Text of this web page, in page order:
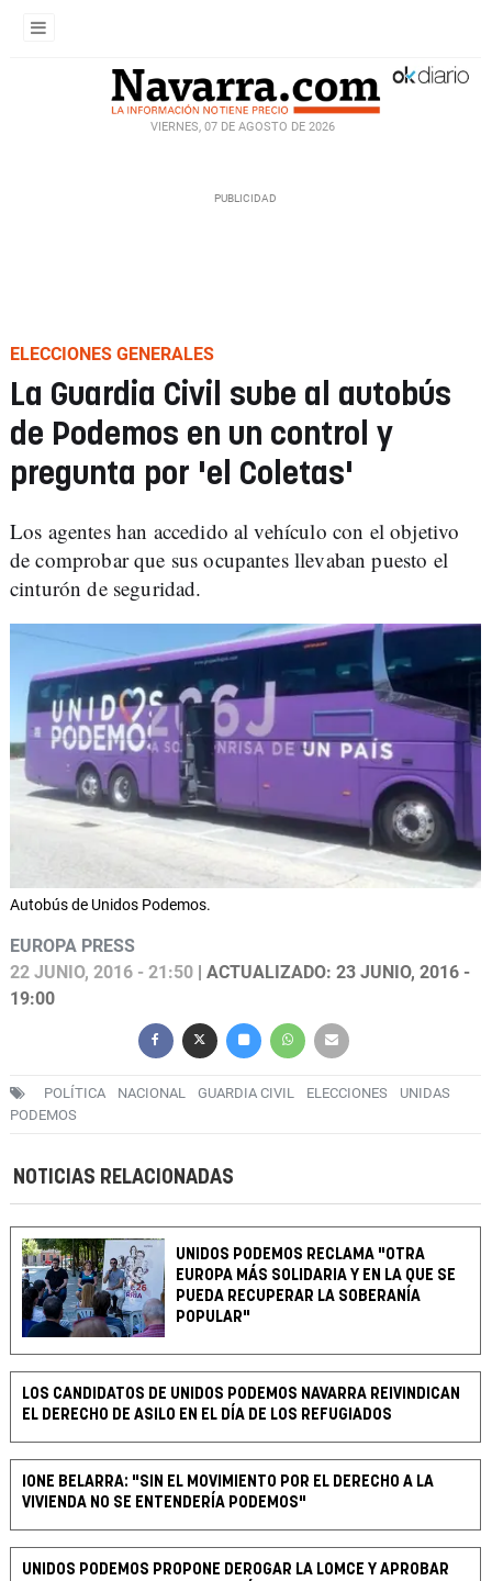
VIERNES, 07 DE AGOSTO DE 2026
ELECCIONES GENERALES
La Guardia Civil sube al autobús
de Podemos en un control y
pregunta por 'el Coletas'
Los agentes han accedido al vehículo con el objetivo
de comprobar que sus ocupantes llevaban puesto el
cinturón de seguridad.
Autobús de Unidos Podemos.
EUROPA PRESS
22 JUNIO, 2016 - 21:50 | ACTUALIZADO: 23 JUNIO, 2016 -
19:00
POLÍTICA NACIONAL GUARDIA CIVIL ELECCIONES
UNIDAS
PODEMOS
NOTICIAS RELACIONADAS
UNIDOS PODEMOS RECLAMA "OTRA
EUROPA MÁS SOLIDARIA Y EN LA QUE SE
PUEDA RECUPERAR LA SOBERANÍA
POPULAR"
LOS CANDIDATOS DE UNIDOS PODEMOS NAVARRA REIVINDICAN
EL DERECHO DE ASILO EN EL DÍA DE LOS REFUGIADOS
IONE BELARRA: "SIN EL MOVIMIENTO POR EL DERECHO A LA
VIVIENDA NO SE ENTENDERÍA PODEMOS"
UNIDOS PODEMOS PROPONE DEROGAR LA LOMCE Y APROBAR